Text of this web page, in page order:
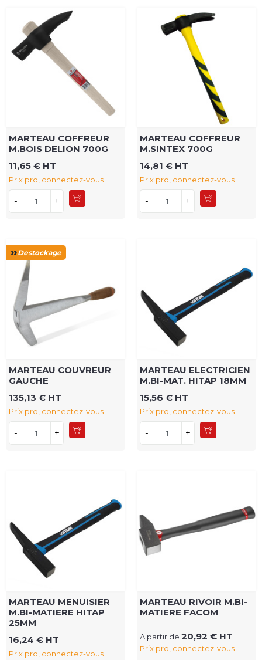
MARTEAU COFFREUR
M.BOIS DELION 700G
11,65 € HT
Prix pro, connectez-vous
- +
MARTEAU COFFREUR
M.SINTEX 700G
14,81 € HT
Prix pro, connectez-vous
- +
Destockage
MARTEAU COUVREUR
GAUCHE
135,13 € HT
Prix pro, connectez-vous
- +
MARTEAU ELECTRICIEN
M.BI-MAT. HITAP 18MM
15,56 € HT
Prix pro, connectez-vous
- +
MARTEAU MENUISIER
M.BI-MATIERE HITAP
25MM
16,24 € HT
Prix pro, connectez-vous
MARTEAU RIVOIR M.BI-
MATIERE FACOM
A partir de 20,92 € HT
Prix pro, connectez-vous